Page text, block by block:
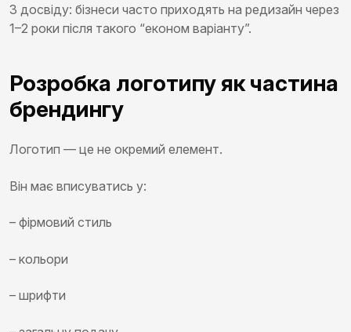
З досвіду: бізнеси часто приходять на редизайн через
1–2 роки після такого “економ варіанту”.
Розробка логотипу як частина
брендингу
Логотип — це не окремий елемент.
Він має вписуватись у:
– фірмовий стиль
– кольори
– шрифти